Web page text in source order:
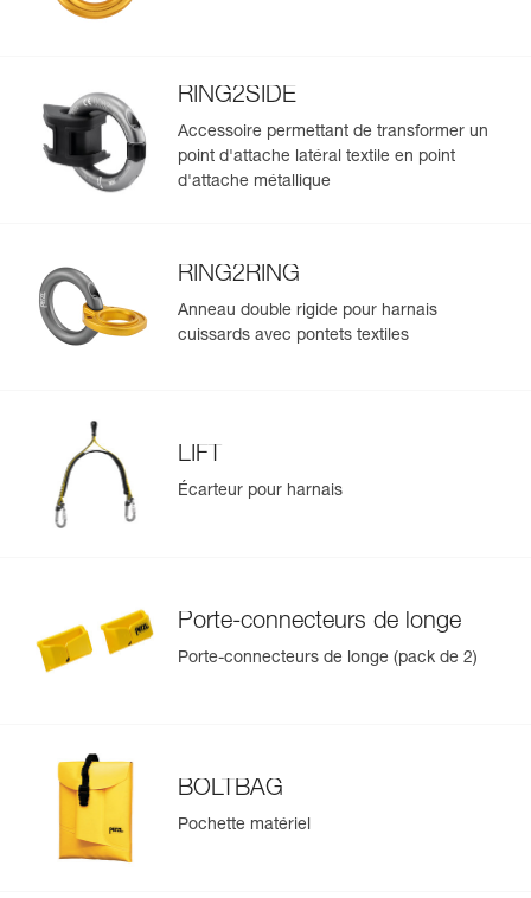
RING2SIDE
Accessoire permettant de transformer un
point d'attache latéral textile en point
d'attache métallique
RING2RING
Anneau double rigide pour harnais
cuissards avec pontets textiles
LIFT
Écarteur pour harnais
Porte-connecteurs de longe
Porte-connecteurs de longe (pack de 2)
BOLTBAG
Pochette matériel